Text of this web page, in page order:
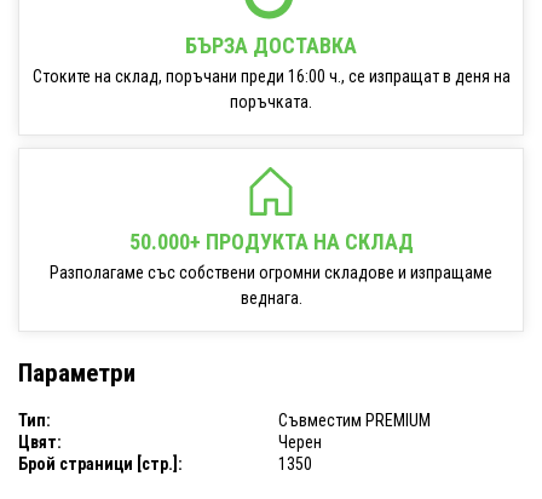
БЪРЗА ДОСТАВКА
Стоките на склад, поръчани преди 16:00 ч., се изпращат в деня на
поръчката.
50.000+ ПРОДУКТА НА СКЛАД
Разполагаме със собствени огромни складове и изпращаме
веднага.
Параметри
Тип:
Съвместим PREMIUM
Цвят:
Черен
Брой страници [стр.]:
1350